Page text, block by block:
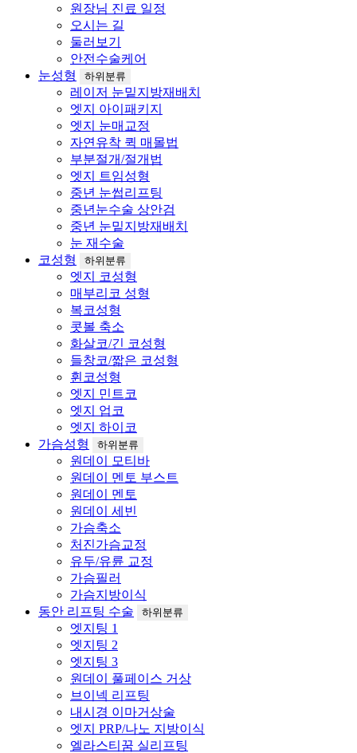
원장님 진료 일정
오시는 길
둘러보기
안전수술케어
눈성형
하위분류
레이저 눈밑지방재배치
엣지 아이패키지
엣지 눈매교정
자연유착 퀵 매몰법
부분절개/절개법
엣지 트임성형
중년 눈썹리프팅
중년눈수술 상안검
중년 눈밑지방재배치
눈 재수술
코성형
하위분류
엣지 코성형
매부리코 성형
복코성형
콧볼 축소
화살코/긴 코성형
들창코/짧은 코성형
휜코성형
엣지 민트코
엣지 업코
엣지 하이코
가슴성형
하위분류
원데이 모티바
원데이 멘토 부스트
원데이 멘토
원데이 세빈
가슴축소
처진가슴교정
유두/유륜 교정
가슴필러
가슴지방이식
동안 리프팅 수술
하위분류
엣지팅 1
엣지팅 2
엣지팅 3
원데이 풀페이스 거상
브이넥 리프팅
내시경 이마거상술
엣지 PRP/나노 지방이식
엘라스티꿈 실리프팅